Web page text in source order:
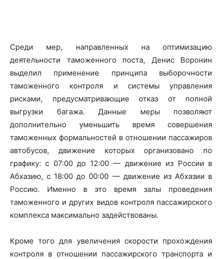
Среди мер, направленных на оптимизацию
деятельности таможенного поста, Денис Воронин
выделил применение принципа выборочности
таможенного контроля и системы управления
рисками, предусматривающие отказ от полной
выгрузки багажа. Данные меры позволяют
дополнительно уменьшить время совершения
таможенных формальностей в отношении пассажиров
автобусов, движение которых организовано по
графику: с 07:00 до 12:00 — движение из России в
Абхазию, с 18:00 до 00:00 — движение из Абхазии в
Россию. Именно в это время залы проведения
таможенного и других видов контроля пассажирского
комплекса максимально задействованы.
Кроме того для увеличения скорости прохождения
контроля в отношении пассажирского транспорта и